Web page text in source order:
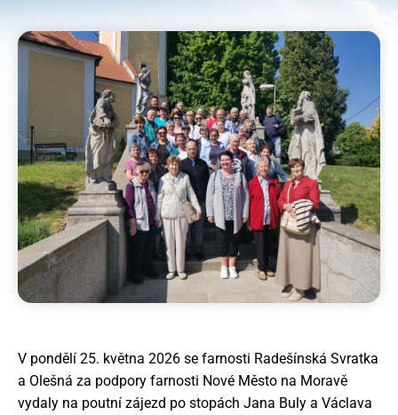
Novinky
Povolání
Články
Galerie
+420 733 741 850
predstaveny@pallotini.cz
V pondělí 25. května 2026 se farnosti Radešínská Svratka
a Olešná za podpory farnosti Nové Město na Moravě
vydaly na poutní zájezd po stopách Jana Buly a Václava